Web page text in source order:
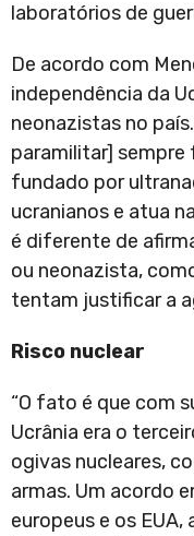
laboratórios de
De acordo com
independência da
neonazistas no
paramilitar]
fundado por
ucranianos e atua
é diferente de
ou neonazista,
tentam justificar a
Risco nuclear
“O fato é que com
Ucrânia era o
ogivas nucleares,
armas. Um acordo
europeus e os